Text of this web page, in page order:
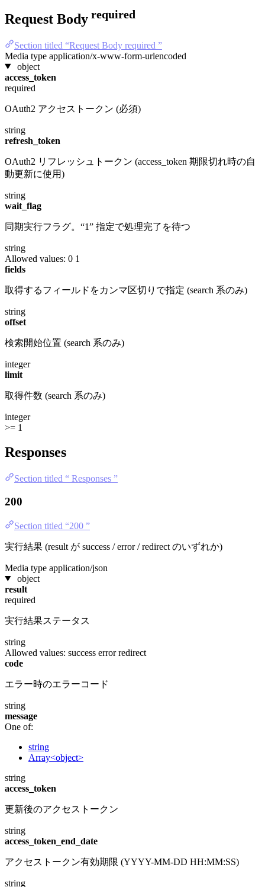
Request Body required
Section titled “Request Body required ”
Media type application/x-www-form-urlencoded
object
access_token
required
OAuth2 アクセストークン (必須)
string
refresh_token
OAuth2 リフレッシュトークン (access_token 期限切れ時の自
動更新に使用)
string
wait_flag
同期実行フラグ。“1” 指定で処理完了を待つ
string
Allowed values: 0 1
fields
取得するフィールドをカンマ区切りで指定 (search 系のみ)
string
offset
検索開始位置 (search 系のみ)
integer
limit
取得件数 (search 系のみ)
integer
>= 1
Responses
Section titled “ Responses ”
200
Section titled “200 ”
実行結果 (result が success / error / redirect のいずれか)
Media type application/json
object
result
required
実行結果ステータス
string
Allowed values: success errorredirect
code
エラー時のエラーコード
string
message
One of:
string
Array<object>
string
access_token
更新後のアクセストークン
string
access_token_end_date
アクセストークン有効期限 (YYYY-MM-DD HH:MM:SS)
string